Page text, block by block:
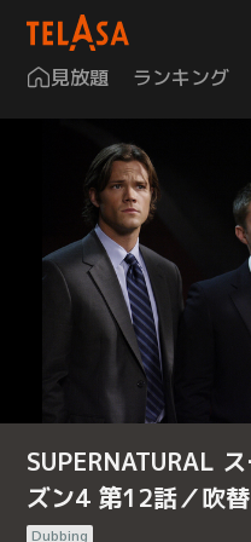
見放題 ランキング
SUPERNATURAL
ズン4 第12話／吹替
Dubbing